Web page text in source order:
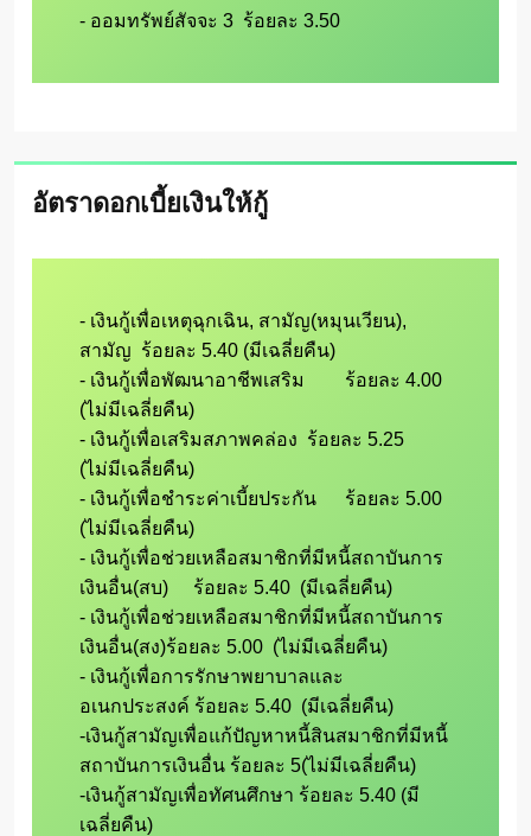
อัตราดอกเบี้ยเงินให้กู้
- เงินกู้เพื่อเหตุฉุกเฉิน, สามัญ(หมุนเวียน),
สามัญ  ร้อยละ 5.40 (มีเฉลี่ยคืน)
- เงินกู้เพื่อพัฒนาอาชีพเสริม 	ร้อยละ 4.00
(ไม่มีเฉลี่ยคืน)
- เงินกู้เพื่อเสริมสภาพคล่อง	ร้อยละ 5.25
(ไม่มีเฉลี่ยคืน)
- เงินกู้เพื่อชำระค่าเบี้ยประกัน	ร้อยละ 5.00
(ไม่มีเฉลี่ยคืน)
- เงินกู้เพื่อช่วยเหลือสมาชิกที่มีหนี้สถาบันการ
เงินอื่น(สบ)	ร้อยละ 5.40  (มีเฉลี่ยคืน)
- เงินกู้เพื่อช่วยเหลือสมาชิกที่มีหนี้สถาบันการ
เงินอื่น(สง)ร้อยละ 5.00  (ไม่มีเฉลี่ยคืน)
- เงินกู้เพื่อการรักษาพยาบาลและ
อเนกประสงค์ ร้อยละ 5.40  (มีเฉลี่ยคืน)
-เงินกู้สามัญเพื่อแก้ปัญหาหนี้สินสมาชิกที่มีหนี้
สถาบันการเงินอื่น ร้อยละ 5(ไม่มีเฉลี่ยคืน)
-เงินกู้สามัญเพื่อทัศนศึกษา ร้อยละ 5.40 (มี
เฉลี่ยคืน)